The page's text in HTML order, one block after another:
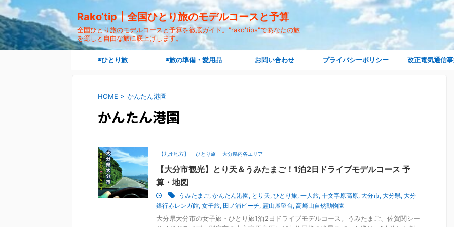
Rako‘tip┃全国ひとり旅のモデルコースと予算
全国ひとり旅のモデルコースと予算を徹底ガイド。"rako'tips"であなたの旅
を癒しと自由な旅に底上げします。
◉ひとり旅 ◉旅の準備・愛用品 お問い合わせ プライバシーポリシー 改正電気通信
HOME > かんたん港園
かんたん港園
【九州地方】 ひとり旅 大分県内各エリア
【大分市観光】とり天＆うみたまご！1泊2日ドライブモデルコース 予
算・地図
うみたまご, かんたん港園, とり天, ひとり旅, 一人旅, 十文字原高原, 大分市, 大分県, 大分
銀行赤レンガ館, 女子旅, 田ノ浦ビーチ, 霊山展望台, 高崎山自然動物園
大分県大分市の女子旅・ひとり旅1泊2日ドライブモデルコース。うみたまご、佐賀関シー